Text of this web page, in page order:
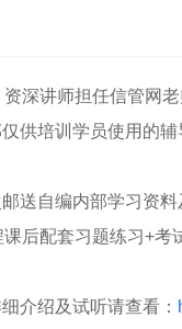
深讲师担任信管网
供培训学员使用的
送自编内部学习资
后配套习题练习+
介绍及试听请查看：